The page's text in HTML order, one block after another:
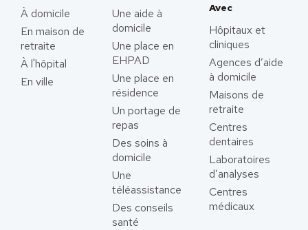
À domicile
En maison de
retraite
À l'hôpital
En ville
Une aide à
domicile
Une place en
EHPAD
Une place en
résidence
Un portage de
repas
Des soins à
domicile
Une
téléassistance
Des conseils
santé
Avec
Hôpitaux et
cliniques
Agences d’aide
à domicile
Maisons de
retraite
Centres
dentaires
Laboratoires
d’analyses
Centres
médicaux